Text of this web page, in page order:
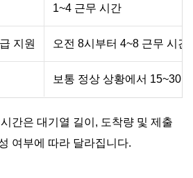
1~4 근무 시간
지원 오전 8시부터 4~8 근무 시간
보통 정상 상황에서 15~30
간은 대기열 길이, 도착량 및 제출
여부에 따라 달라집니다.